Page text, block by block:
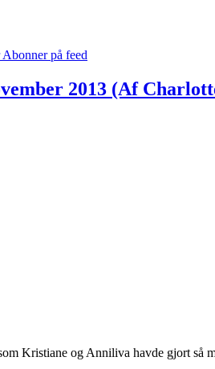
Abonner på feed
2013 (Af
Kristiane og Anniliva havde gjort